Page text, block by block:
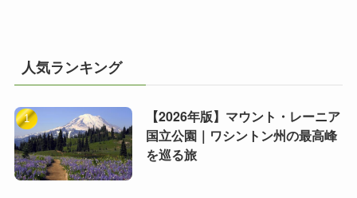
人気ランキング
【2026年版】マウント・レーニア
国立公園｜ワシントン州の最高峰
を巡る旅